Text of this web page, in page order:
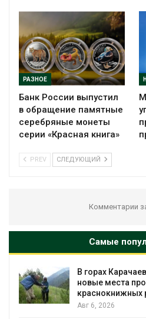
РАЗНОЕ
Банк России выпустил
в обращение памятные
серебряные монеты
серии «Красная книга»
PREV СЛЕДУЮЩИЙ
Комментарии
Самые
В горах
новые места
краснокнижных
Авг 6, 2026